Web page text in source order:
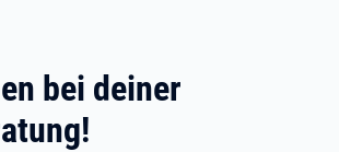
bei deiner